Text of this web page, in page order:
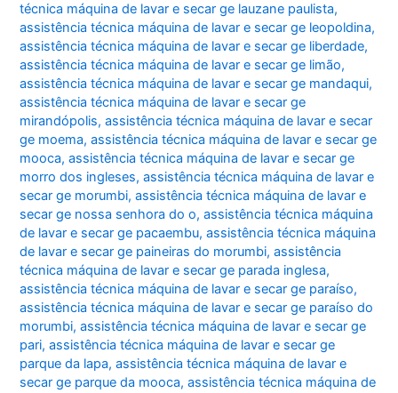
técnica máquina de lavar e secar ge lauzane paulista,
assistência técnica máquina de lavar e secar ge leopoldina,
assistência técnica máquina de lavar e secar ge liberdade,
assistência técnica máquina de lavar e secar ge limão,
assistência técnica máquina de lavar e secar ge mandaqui,
assistência técnica máquina de lavar e secar ge
mirandópolis,assistência técnica máquina de lavar e secar
ge moema,assistência técnica máquina de lavar e secar ge
mooca,assistência técnica máquina de lavar e secar ge
morro dos ingleses,assistência técnica máquina de lavar e
secar ge morumbi,assistência técnica máquina de lavar e
secar ge nossa senhora do o,assistência técnica máquina
de lavar e secar ge pacaembu,assistência técnica máquina
de lavar e secar ge paineiras do morumbi,assistência
técnica máquina de lavar e secar ge parada inglesa,
assistência técnica máquina de lavar e secar ge paraíso,
assistência técnica máquina de lavar e secar ge paraíso do
morumbi,assistência técnica máquina de lavar e secar ge
pari,assistência técnica máquina de lavar e secar ge
parque da lapa,assistência técnica máquina de lavar e
secar ge parque da mooca,assistência técnica máquina de